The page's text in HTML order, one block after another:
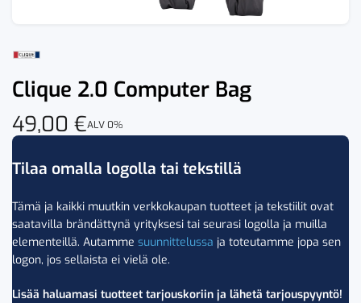
Clique 2.0 Computer Bag
49,00 €ALV 0%
Tilaa omalla logolla tai tekstillä
Tämä ja kaikki muutkin verkkokaupan tuotteet ja tekstiilit ovat
saatavilla brändättynä yrityksesi tai seurasi logolla ja muilla
elementeillä. Autamme suunnittelussa ja toteutamme jopa sen
logon, jos sellaista ei vielä ole.
Lisää haluamasi tuotteet tarjouskoriin ja lähetä tarjouspyyntö!